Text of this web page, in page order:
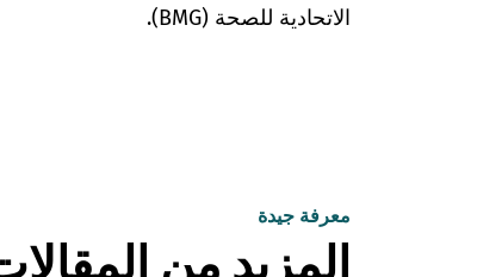
الاتحادية للصحة (BMG).
معرفة جيدة
المزيد من